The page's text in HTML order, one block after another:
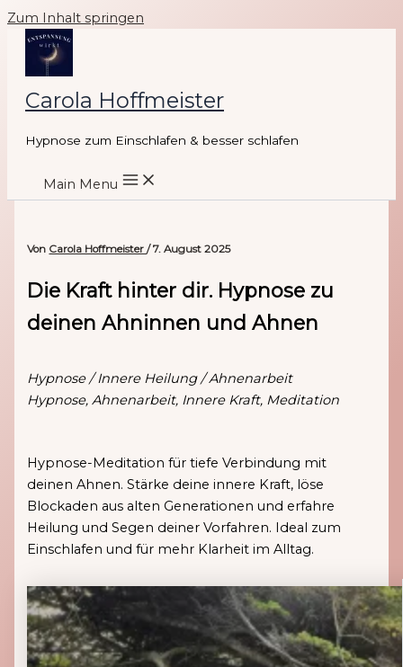
Zum Inhalt springen
Carola Hoffmeister
Hypnose zum Einschlafen & besser schlafen
Main Menu
Von Carola Hoffmeister/7. August 2025
Die Kraft hinter dir. Hypnose zu
deinen Ahninnen und Ahnen
Hypnose / Innere Heilung / Ahnenarbeit
Hypnose, Ahnenarbeit, Innere Kraft, Meditation
Hypnose-Meditation für tiefe Verbindung mit
deinen Ahnen. Stärke deine innere Kraft, löse
Blockaden aus alten Generationen und erfahre
Heilung und Segen deiner Vorfahren. Ideal zum
Einschlafen und für mehr Klarheit im Alltag.